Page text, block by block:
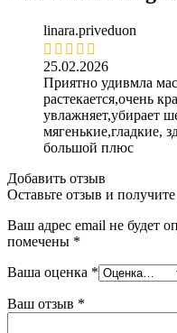
linara.priveduon
25.02.2026
Приятно удивмла
растекается,очень
увлажняет,убирает
мягенькие,гладкие,
большой плюс
Добавить отзыв
Оставьте отзыв и
Ваш адрес email не будет
помечены *
Ваша оценка *
Ваш отзыв *